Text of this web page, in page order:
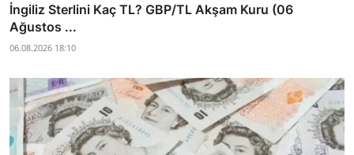
İngiliz Sterlini Kaç TL? GBP/TL Akşam Kuru (06
Ağustos ...
06.08.2026 18:10